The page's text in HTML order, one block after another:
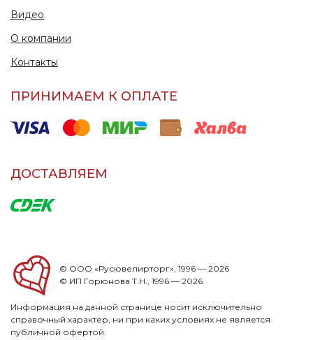
Видео
О компании
Контакты
ПРИНИМАЕМ К ОПЛАТЕ
ДОСТАВЛЯЕМ
© ООО «Русювелирторг», 1996 — 2026
© ИП Горюнова Т.Н., 1996 — 2026
Информация на данной странице носит исключительно
справочный характер, ни при каких условиях не является
публичной офертой.